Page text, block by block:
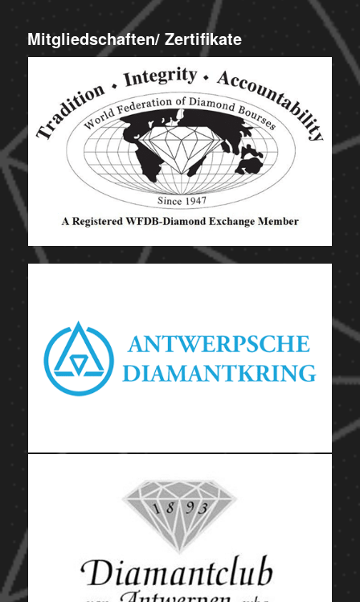
Mitgliedschaften/ Zertifikate